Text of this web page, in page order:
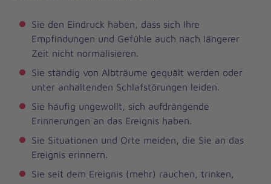
Sie den Eindruck haben, dass sich Ihre
Empfindungen und Gefühle auch nach längerer
Zeit nicht normalisieren.
Sie ständig von Albträume gequält werden oder
unter anhaltenden Schlafstörungen leiden.
Sie häufig ungewollt, sich aufdrängende
Erinnerungen an das Ereignis haben.
Sie Situationen und Orte meiden, die Sie an das
Ereignis erinnern.
Sie seit dem Ereignis (mehr) rauchen, trinken,